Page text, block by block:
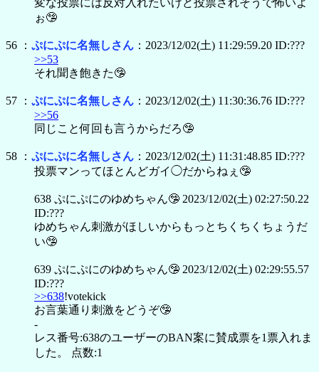
変な投票には反対入れたいけど投票されそうで怖いよ
ぉ🤥
56 ： ぷにぷに名無しさん ：2023/12/02(土) 11:29:59.20 ID:???
>>53
それ聞き飽きた🤥
57 ： ぷにぷに名無しさん ：2023/12/02(土) 11:30:36.76 ID:???
>>56
同じこと何回も言うからだろ🤥
58 ： ぷにぷに名無しさん ：2023/12/02(土) 11:31:48.85 ID:???
投票マンってほとんどガイ◯だからねぇ🤥
638 ぷにぷにのゆめちゃん🤥 2023/12/02(土) 02:27:50.22
ID:???
ゆめちゃん刺激がほしいからもっとちくちくちょうだ
い🤥
639 ぷにぷにのゆめちゃん🤥 2023/12/02(土) 02:29:55.57
ID:???
>>638!votekick
お言葉通り刺激をどうぞ🤥
-
レス番号:638のユーザーのBAN案に賛成票を1票入れま
した。 点数:1